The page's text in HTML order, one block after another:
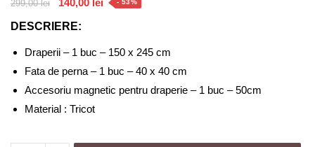
299,00lei
a
fost:
299,00 lei.
140,00 lei
140,00 lei.
- 53%
DESCRIERE:
Draperii – 1 buc – 150 x 245 cm
Fata de perna – 1 buc – 40 x 40 cm
Accesoriu magnetic pentru draperie – 1 buc – 50cm
Material : Tricot